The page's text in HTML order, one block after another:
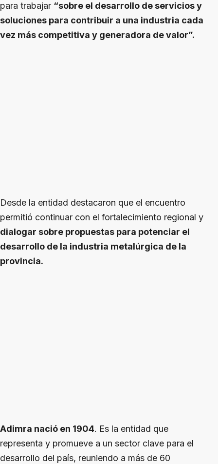
para trabajar “sobre el desarrollo de servicios y
soluciones para contribuir a una industria cada
vez más competitiva y generadora de valor”.
Desde la entidad destacaron que el encuentro
permitió continuar con el fortalecimiento regional y
dialogar sobre propuestas para potenciar el
desarrollo de la industria metalúrgica de la
provincia.
Adimra nació en 1904. Es la entidad que
representa y promueve a un sector clave para el
desarrollo del país, reuniendo a más de 60